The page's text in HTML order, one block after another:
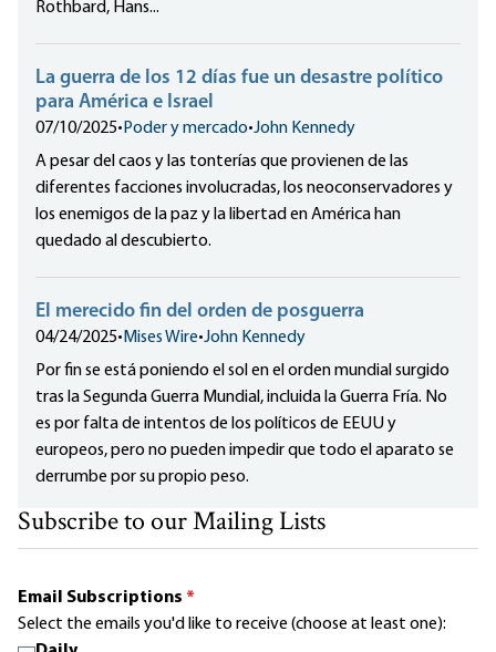
Rothbard, Hans...
La guerra de los 12 días fue un desastre político
para América e Israel
07/10/2025• Poder y mercado•John Kennedy
A pesar del caos y las tonterías que provienen de las
diferentes facciones involucradas, los neoconservadores y
los enemigos de la paz y la libertad en América han
quedado al descubierto.
El merecido fin del orden de posguerra
04/24/2025• Mises Wire•John Kennedy
Por fin se está poniendo el sol en el orden mundial surgido
tras la Segunda Guerra Mundial, incluida la Guerra Fría. No
es por falta de intentos de los políticos de EEUU y
europeos, pero no pueden impedir que todo el aparato se
derrumbe por su propio peso.
Subscribe to our Mailing Lists
Email Subscriptions *
Select the emails you'd like to receive (choose at least one):